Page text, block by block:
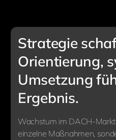
Strategie
Orientierung,
Umsetzung
Ergebnis.
Wachstum im DACH-
einzelne Maßnahmen,